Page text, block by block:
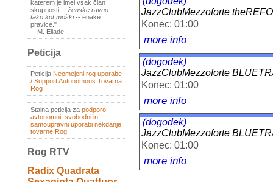
katerem je imel vsak član
skupnosti -- ženske ravno
tako kot moški-- enake
pravice."
-- M. Eliade
Peticija
Peticija Neomejeni rog uporabe
/ Support Autonomous Tovarna
Rog
Stalna peticija za podporo
avtonomni, svobodni in
samoupravni uporabi nekdanje
tovarne Rog
Rog RTV
Radix Quadrata
JazzClubMezzoforte
Konec: 01:00
more info
(dogodek)
JazzClubMezzoforte
Konec: 01:00
more info
(dogodek)
JazzClubMezzoforte
Konec: 01:00
more info